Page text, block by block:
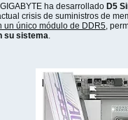
ha desarrollado D5
crisis de suministros de
un único módulo de DDR5 ,
su sistema